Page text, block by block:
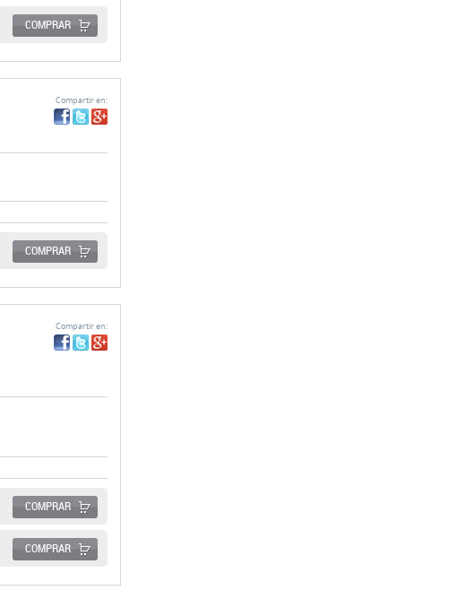
COMPRAR
Compartir en:
COMPRAR
Compartir en:
COMPRAR
COMPRAR